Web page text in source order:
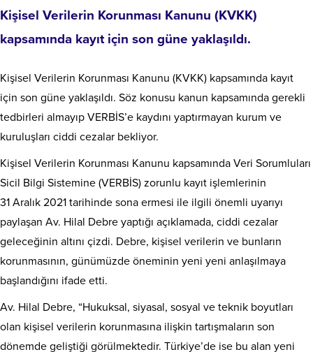
Kişisel Verilerin Korunması Kanunu (KVKK)
kapsamında kayıt için son güne yaklaşıldı.
Kişisel Verilerin Korunması Kanunu (KVKK) kapsamında kayıt
için son güne yaklaşıldı. Söz konusu kanun kapsamında gerekli
tedbirleri almayıp VERBİS’e kaydını yaptırmayan kurum ve
kuruluşları ciddi cezalar bekliyor.
Kişisel Verilerin Korunması Kanunu kapsamında Veri Sorumluları
Sicil Bilgi Sistemine (VERBİS) zorunlu kayıt işlemlerinin
31 Aralık 2021 tarihinde sona ermesi ile ilgili önemli uyarıyı
paylaşan Av. Hilal Debre yaptığı açıklamada, ciddi cezalar
geleceğinin altını çizdi. Debre, kişisel verilerin ve bunların
korunmasının, günümüzde öneminin yeni yeni anlaşılmaya
başlandığını ifade etti.
Av. Hilal Debre, “Hukuksal, siyasal, sosyal ve teknik boyutları
olan kişisel verilerin korunmasına ilişkin tartışmaların son
dönemde geliştiği görülmektedir. Türkiye’de ise bu alan yeni